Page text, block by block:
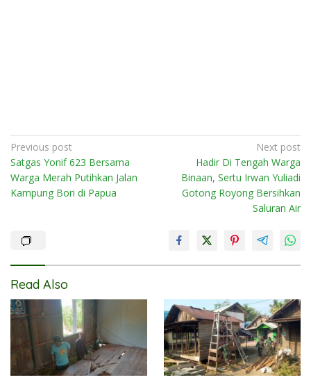
Post
navigation
Previous post
Satgas Yonif 623 Bersama
Warga Merah Putihkan Jalan
Kampung Bori di Papua
Next post
Hadir Di Tengah Warga
Binaan, Sertu Irwan Yuliadi
Gotong Royong Bersihkan
Saluran Air
Read Also